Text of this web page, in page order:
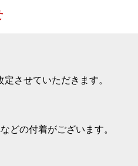
定させていただきます。
どの付着がございます。